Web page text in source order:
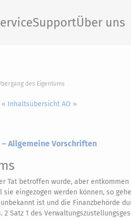
SupportÜber uns
des Eigentums
« Inhaltsübersicht AO »
Allgemeine Vorschriften
betroffen wurde, aber
eingezogen werden können, so
ist und die Finanzbehörde
2 Satz 1 des